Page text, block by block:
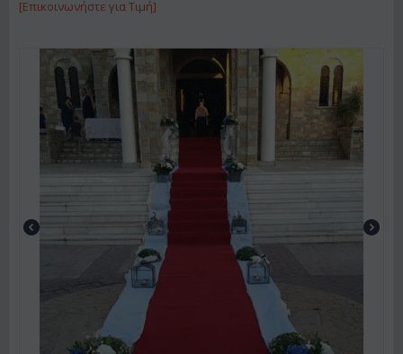
[Επικοινωνήστε για Τιμή]